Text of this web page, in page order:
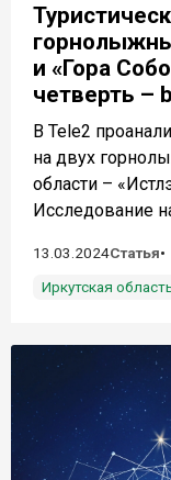
и «Гора
четверть –
В Tele2
на двух
области –
Исследование
13.03.2024Статья
Иркутская